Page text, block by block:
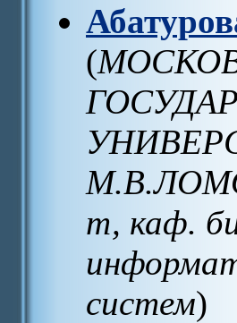
(
т, каф.
систем)